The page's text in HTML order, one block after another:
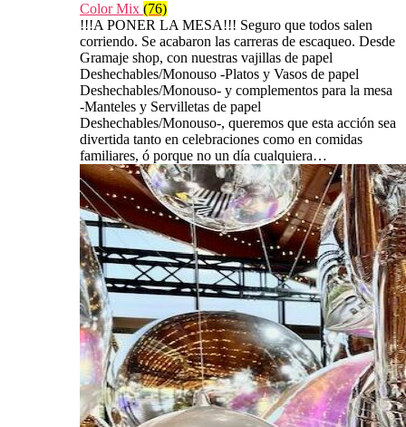
Color Mix (76)
!!!A PONER LA MESA!!! Seguro que todos salen
corriendo. Se acabaron las carreras de escaqueo. Desde
Gramaje shop, con nuestras vajillas de papel
Deshechables/Monouso -Platos y Vasos de papel
Deshechables/Monouso- y complementos para la mesa
-Manteles y Servilletas de papel
Deshechables/Monouso-, queremos que esta acción sea
divertida tanto en celebraciones como en comidas
familiares, ó porque no un día cualquiera…